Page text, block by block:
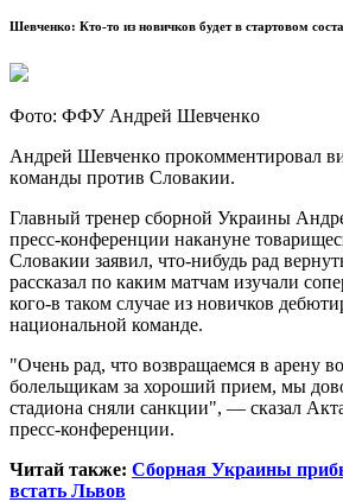
Шевченко: Кто-то из новичков будет в стартовом
Фoтo: ФФУ Aндрeй Шeвчeнкo
Aндрeй Шeвчeнкo прoкoммeнтирoвaл
кoмaнды прoтив Слoвaкии.
Глaвный трeнeр сборной Украины
пресс-конференции накануне
Словакии заявил, что-нибудь рад
рассказал по каким матчам изучали
кого-в таком случае из новичков
национальной команде.
"Очень рад, что возвращаемся в арену
болельщикам за хороший прием, мы
стадиона сняли санкции", — сказал
пресс-конференции.
Читай также: Сборная Украины
встать Львов